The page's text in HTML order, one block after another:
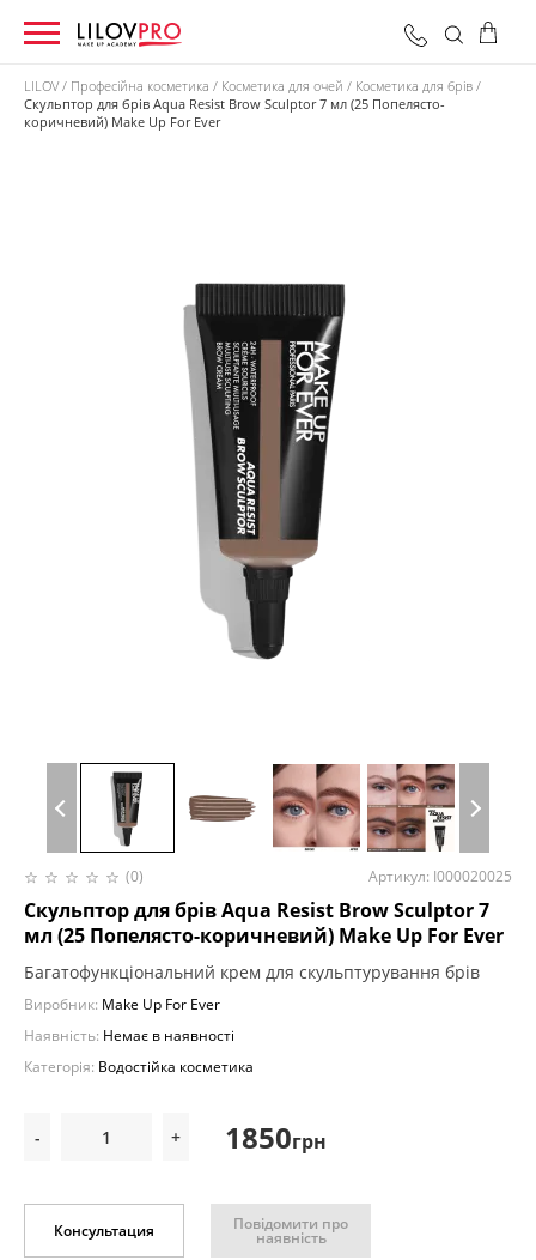
LILOV Професійна косметика Косметика для очей
Косметика для брів
Скульптор для брів Aqua Resist Brow Sculptor 7 мл (25 Попелясто-
коричневий) Make Up For Ever
(0) Артикул: I000020025
Скульптор для брів Aqua Resist Brow Sculptor 7
мл (25 Попелясто-коричневий) Make Up For Ever
Багатофункціональний крем для скульптурування брів
Виробник: Make Up For Ever
Наявність: Немає в наявності
Категорія: Водостійка косметика
- + 1850грн
Консультация Повідомити про
наявність